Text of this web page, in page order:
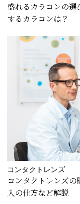
盛れるカラコンの
するカラコンは？
コンタクトレンズ
コンタクトレンズ
入の仕方など解説